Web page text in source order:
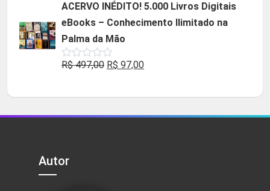
era:
R$ 49,90.
é:
R$ 29,90.
ACERVO INÉDITO! 5.000 Livros Digitais
eBooks – Conhecimento Ilimitado na
Palma da Mão
Avaliação
5
R$497,00 O
original
era:
R$ 97,00O
atual
é:
Autor